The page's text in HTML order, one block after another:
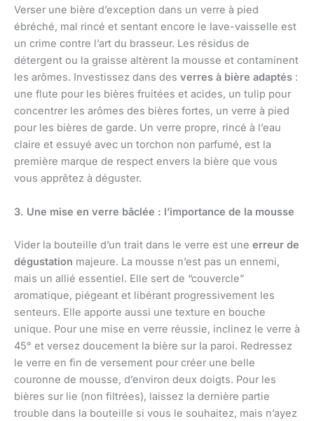
Verser une bière d’exception dans un verre à pied
ébréché, mal rincé et sentant encore le lave-vaisselle est
un crime contre l’art du brasseur. Les résidus de
détergent ou la graisse altèrent la mousse et contaminent
les arômes. Investissez dans des verres à bière adaptés :
une flute pour les bières fruitées et acides, un tulip pour
concentrer les arômes des bières fortes, un verre à pied
pour les bières de garde. Un verre propre, rincé à l’eau
claire et essuyé avec un torchon non parfumé, est la
première marque de respect envers la bière que vous
vous apprêtez à déguster.
3. Une mise en verre bâclée : l’importance de la mousse
Vider la bouteille d’un trait dans le verre est une erreur de
dégustation majeure. La mousse n’est pas un ennemi,
mais un allié essentiel. Elle sert de “couvercle”
aromatique, piégeant et libérant progressivement les
senteurs. Elle apporte aussi une texture en bouche
unique. Pour une mise en verre réussie, inclinez le verre à
45° et versez doucement la bière sur la paroi. Redressez
le verre en fin de versement pour créer une belle
couronne de mousse, d’environ deux doigts. Pour les
bières sur lie (non filtrées), laissez la dernière partie
trouble dans la bouteille si vous le souhaitez, mais n’ayez